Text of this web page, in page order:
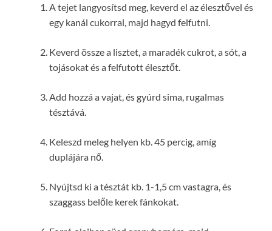
A tejet langyosítsd meg, keverd el az élesztővel és
egy kanál cukorral, majd hagyd felfutni.
Keverd össze a lisztet, a maradék cukrot, a sót, a
tojásokat és a felfutott élesztőt.
Add hozzá a vajat, és gyúrd sima, rugalmas
tésztává.
Keleszd meleg helyen kb. 45 percig, amíg
duplájára nő.
Nyújtsd ki a tésztát kb. 1-1,5 cm vastagra, és
szaggass belőle kerek fánkokat.